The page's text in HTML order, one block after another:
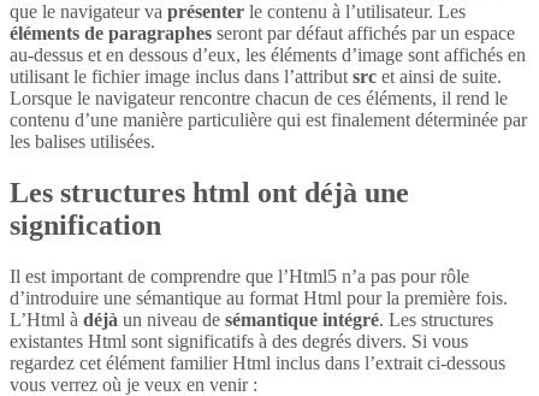
que le navigateur va présenter le contenu à l’utilisateur. Les
éléments de paragraphes seront par défaut affichés par un espace
au-dessus et en dessous d’eux, les éléments d’image sont affichés en
utilisant le fichier image inclus dans l’attribut src et ainsi de suite.
Lorsque le navigateur rencontre chacun de ces éléments, il rend le
contenu d’une manière particulière qui est finalement déterminée par
les balises utilisées.
Les structures html ont déjà une
signification
Il est important de comprendre que l’Html5 n’a pas pour rôle
d’introduire une sémantique au format Html pour la première fois.
L’Html à déjà un niveau de sémantique intégré. Les structures
existantes Html sont significatifs à des degrés divers. Si vous
regardez cet élément familier Html inclus dans l’extrait ci-dessous
vous verrez où je veux en venir :